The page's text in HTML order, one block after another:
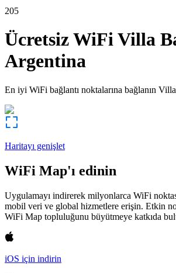
205
Ücretsiz WiFiVilla
Argentina
En iyi WiFi bağlantı noktalarına bağlanın
Haritayı genişlet
WiFi Map'ı edinin
Uygulamayı indirerek milyonlarca WiFi
mobil veri ve global hizmetlere erişin. Etkin
WiFi Map topluluğunu büyütmeye katkıda
iOS için indirin